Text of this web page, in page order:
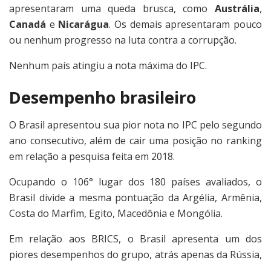
apresentaram uma queda brusca, como Austrália,
Canadá e Nicarágua. Os demais apresentaram pouco
ou nenhum progresso na luta contra a corrupção.
Nenhum país atingiu a nota máxima do IPC.
Desempenho brasileiro
O Brasil apresentou sua pior nota no IPC pelo segundo
ano consecutivo, além de cair uma posição no ranking
em relação a pesquisa feita em 2018.
Ocupando o 106° lugar dos 180 países avaliados, o
Brasil divide a mesma pontuação da Argélia, Armênia,
Costa do Marfim, Egito, Macedônia e Mongólia.
Em relação aos BRICS, o Brasil apresenta um dos
piores desempenhos do grupo, atrás apenas da Rússia,